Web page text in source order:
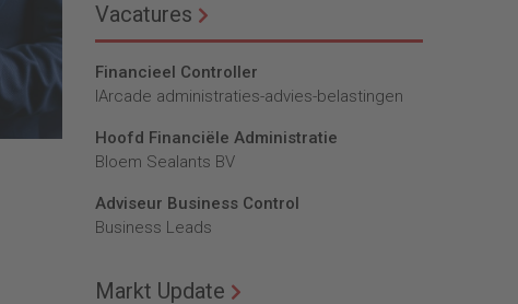
Vacatures
Financieel Controller
lArcade administraties-advies-belastingen
Hoofd Financiële Administratie
Bloem Sealants BV
Adviseur Business Control
Business Leads
Markt Update